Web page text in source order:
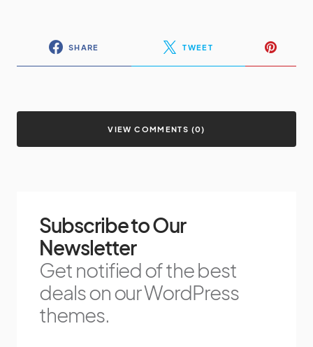
SHARE TWEET
VIEW COMMENTS (0)
Subscribe to Our
Newsletter
Get notified of the best
deals on our WordPress
themes.